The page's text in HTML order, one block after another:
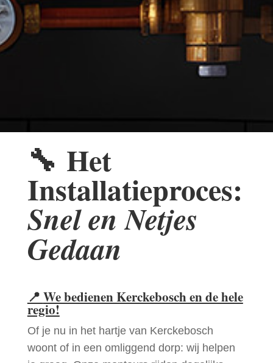
🔧 Het
Installatieproces:
Snel en Netjes
Gedaan
📍 We bedienen Kerckebosch en de hele
regio!
Of je nu in het hartje van Kerckebosch
woont of in een omliggend dorp: wij helpen